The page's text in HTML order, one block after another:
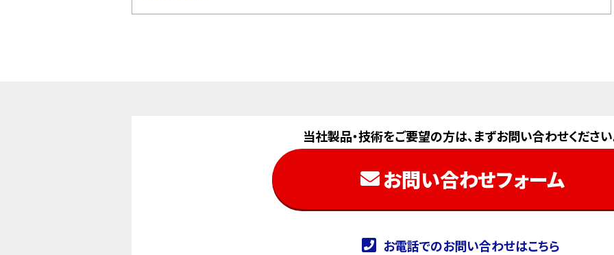
当社製品・技術をご要望の方は、まずお問い合わせください
お問い合わせフォーム
お電話でのお問い合わせはこちら